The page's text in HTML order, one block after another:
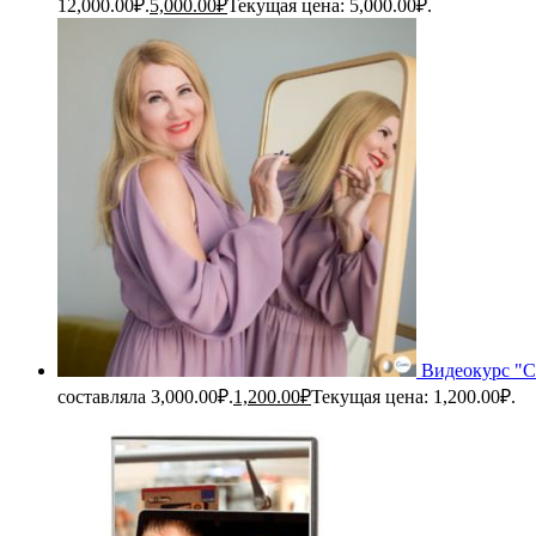
12,000.00₽.5,000.00₽Текущая цена: 5,000.00₽.
Видеокурс
составляла 3,000.00₽.1,200.00₽Текущая цена: 1,200.00₽.